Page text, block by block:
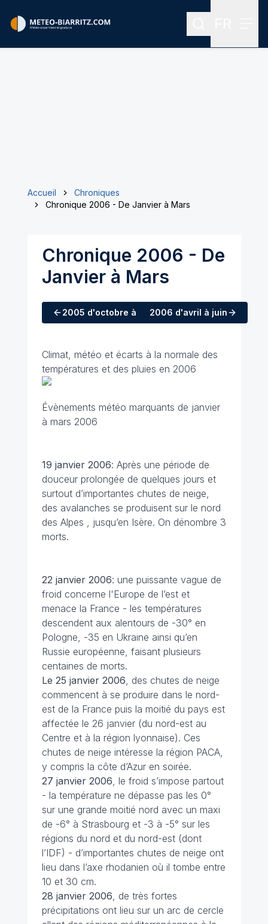
Rechercher
Accueil
Chroniques
Chronique 2006 - De Janvier à Mars
Chronique 2006 - De
Janvier à Mars
2005 d'octobre à décembre
2006 d'avril à juin
Climat, météo et écarts à la normale des
températures et des pluies en 2006
Évènements météo marquants de janvier
à mars 2006
19 janvier 2006: Après une période de
douceur prolongée de quelques jours et
surtout d’importantes chutes de neige,
des avalanches se produisent sur le nord
des Alpes , jusqu’en Isère. On dénombre 3
morts.
22 janvier 2006: une puissante vague de
froid concerne l'Europe de l’est et
menace la France - les températures
descendent aux alentours de -30° en
Pologne, -35 en Ukraine ainsi qu’en
Russie européenne, faisant plusieurs
centaines de morts.
Le 25 janvier 2006, des chutes de neige
commencent à se produire dans le nord-
est de la France puis la moitié du pays est
affectée le 26 janvier (du nord-est au
Centre et à la région lyonnaise). Ces
chutes de neige intéresse la région PACA,
y compris la côte d’Azur en soirée.
27 janvier 2006, le froid s’impose partout
- la température ne dépasse pas les 0°
sur une grande moitié nord avec un maxi
de -6° à Strasbourg et -3 à -5° sur les
régions du nord et du nord-est (dont
l’IDF) - d’importantes chutes de neige ont
lieu dans l’axe rhodanien où il tombe entre
10 et 30 cm.
28 janvier 2006, de très fortes
précipitations ont lieu sur un arc de cercle